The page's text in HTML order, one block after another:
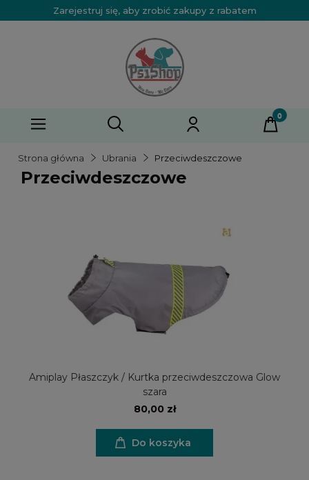
Zarejestruj się, aby zrobić zakupy z rabatem
Strona główna Ubrania Przeciwdeszczowe
Przeciwdeszczowe
Amiplay Płaszczyk / Kurtka przeciwdeszczowa Glow
szara
80,00 zł
Do koszyka